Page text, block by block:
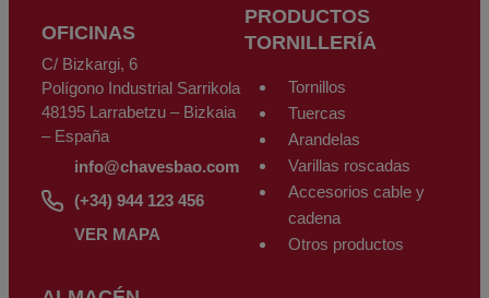
derechos para acceder, rectificar, oponerse, cancelarlos, limitar su
tratamiento o solicitar su portabilidad con arreglo a lo previsto en el
Reglamento General de Protección de Datos (RGPD) de 27 de abril de
2016 enviando una carta junto con la fotocopia de su DNI, a CHAVES
BILBAO, S.L. C/Bizkargi, 6 Polígono Industrial Sarrikola 48195 Larrabetzu
- Bizkaia - España o a través de la dirección de correo electrónico
info@chavesbao.com.
OFICINAS
C/ Bizkargi, 6
Polígono Industrial Sarrikola
48195 Larrabetzu – Bizkaia
– España
info@chavesbao.com
(+34) 944 123 456
VER MAPA
PRODUCTOS
TORNILLERÍA
Tornillos
Tuercas
Arandelas
Varillas roscadas
Accesorios cable y
cadena
Otros productos